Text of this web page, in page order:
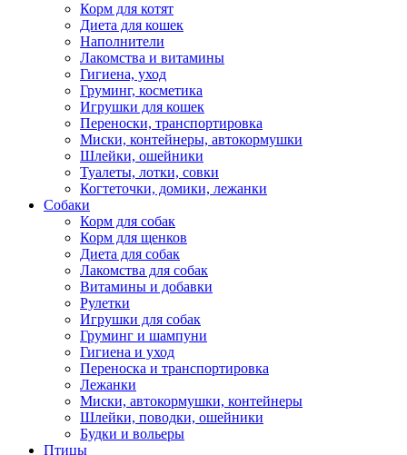
Корм для котят
Диета для кошек
Наполнители
Лакомства и витамины
Гигиена, уход
Груминг, косметика
Игрушки для кошек
Переноски, транспортировка
Миски, контейнеры, автокормушки
Шлейки, ошейники
Туалеты, лотки, совки
Когтеточки, домики, лежанки
Собаки
Корм для собак
Корм для щенков
Диета для собак
Лакомства для собак
Витамины и добавки
Рулетки
Игрушки для собак
Груминг и шампуни
Гигиена и уход
Переноска и транспортировка
Лежанки
Миски, автокормушки, контейнеры
Шлейки, поводки, ошейники
Будки и вольеры
Птицы